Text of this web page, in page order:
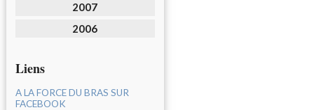
2007
2006
Liens
A LA FORCE DU BRAS SUR
FACEBOOK